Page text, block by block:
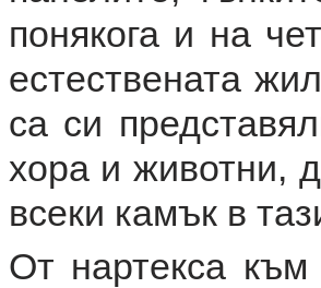
понякога и на
естествената
са си
хора и животни,
всеки камък в
От нартекса